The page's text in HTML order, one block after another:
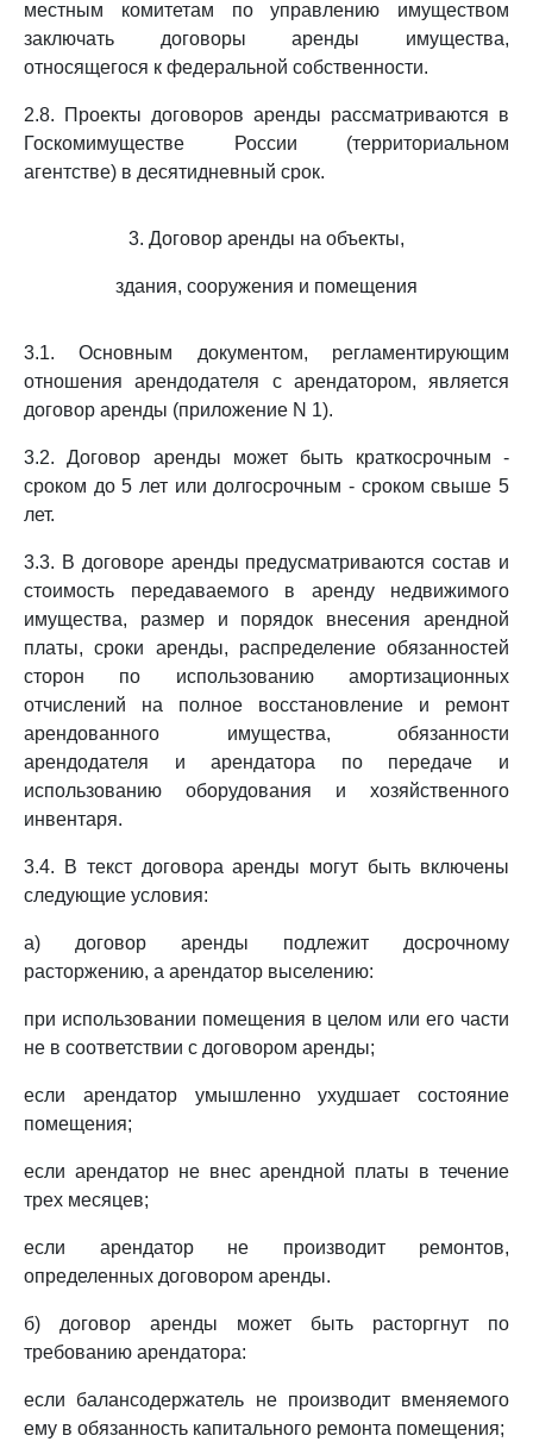
местным комитетам по управлению имуществом
заключать договоры аренды имущества,
относящегося к федеральной собственности.
2.8. Проекты договоров аренды рассматриваются в
Госкомимуществе России (территориальном
агентстве) в десятидневный срок.
3. Договор аренды на объекты,
здания, сооружения и помещения
3.1. Основным документом, регламентирующим
отношения арендодателя с арендатором, является
договор аренды (приложение N 1).
3.2. Договор аренды может быть краткосрочным -
сроком до 5 лет или долгосрочным - сроком свыше 5
лет.
3.3. В договоре аренды предусматриваются состав и
стоимость передаваемого в аренду недвижимого
имущества, размер и порядок внесения арендной
платы, сроки аренды, распределение обязанностей
сторон по использованию амортизационных
отчислений на полное восстановление и ремонт
арендованного имущества, обязанности
арендодателя и арендатора по передаче и
использованию оборудования и хозяйственного
инвентаря.
3.4. В текст договора аренды могут быть включены
следующие условия:
а) договор аренды подлежит досрочному
расторжению, а арендатор выселению:
при использовании помещения в целом или его части
не в соответствии с договором аренды;
если арендатор умышленно ухудшает состояние
помещения;
если арендатор не внес арендной платы в течение
трех месяцев;
если арендатор не производит ремонтов,
определенных договором аренды.
б) договор аренды может быть расторгнут по
требованию арендатора:
если балансодержатель не производит вменяемого
ему в обязанность капитального ремонта помещения;